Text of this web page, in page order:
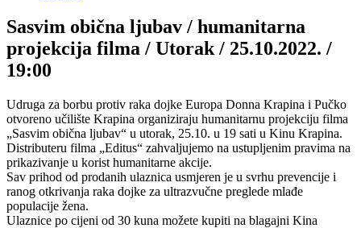
Sasvim obična ljubav / humanitarna
projekcija filma / Utorak / 25.10.2022. /
19:00
Udruga za borbu protiv raka dojke Europa Donna Krapina i Pučko
otvoreno učilište Krapina organiziraju humanitarnu projekciju filma
„Sasvim obična ljubav“ u utorak, 25.10. u 19 sati u Kinu Krapina.
Distributeru filma „Editus“ zahvaljujemo na ustupljenim pravima na
prikazivanje u korist humanitarne akcije.
Sav prihod od prodanih ulaznica usmjeren je u svrhu prevencije i
ranog otkrivanja raka dojke za ultrazvučne preglede mlađe
populacije žena.
Ulaznice po cijeni od 30 kuna možete kupiti na blagajni Kina